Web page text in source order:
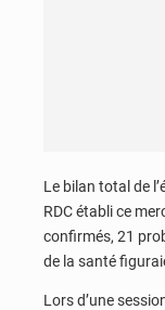
Le bilan total de
RDC établi ce
confirmés, 21
de la santé
Lors d’une